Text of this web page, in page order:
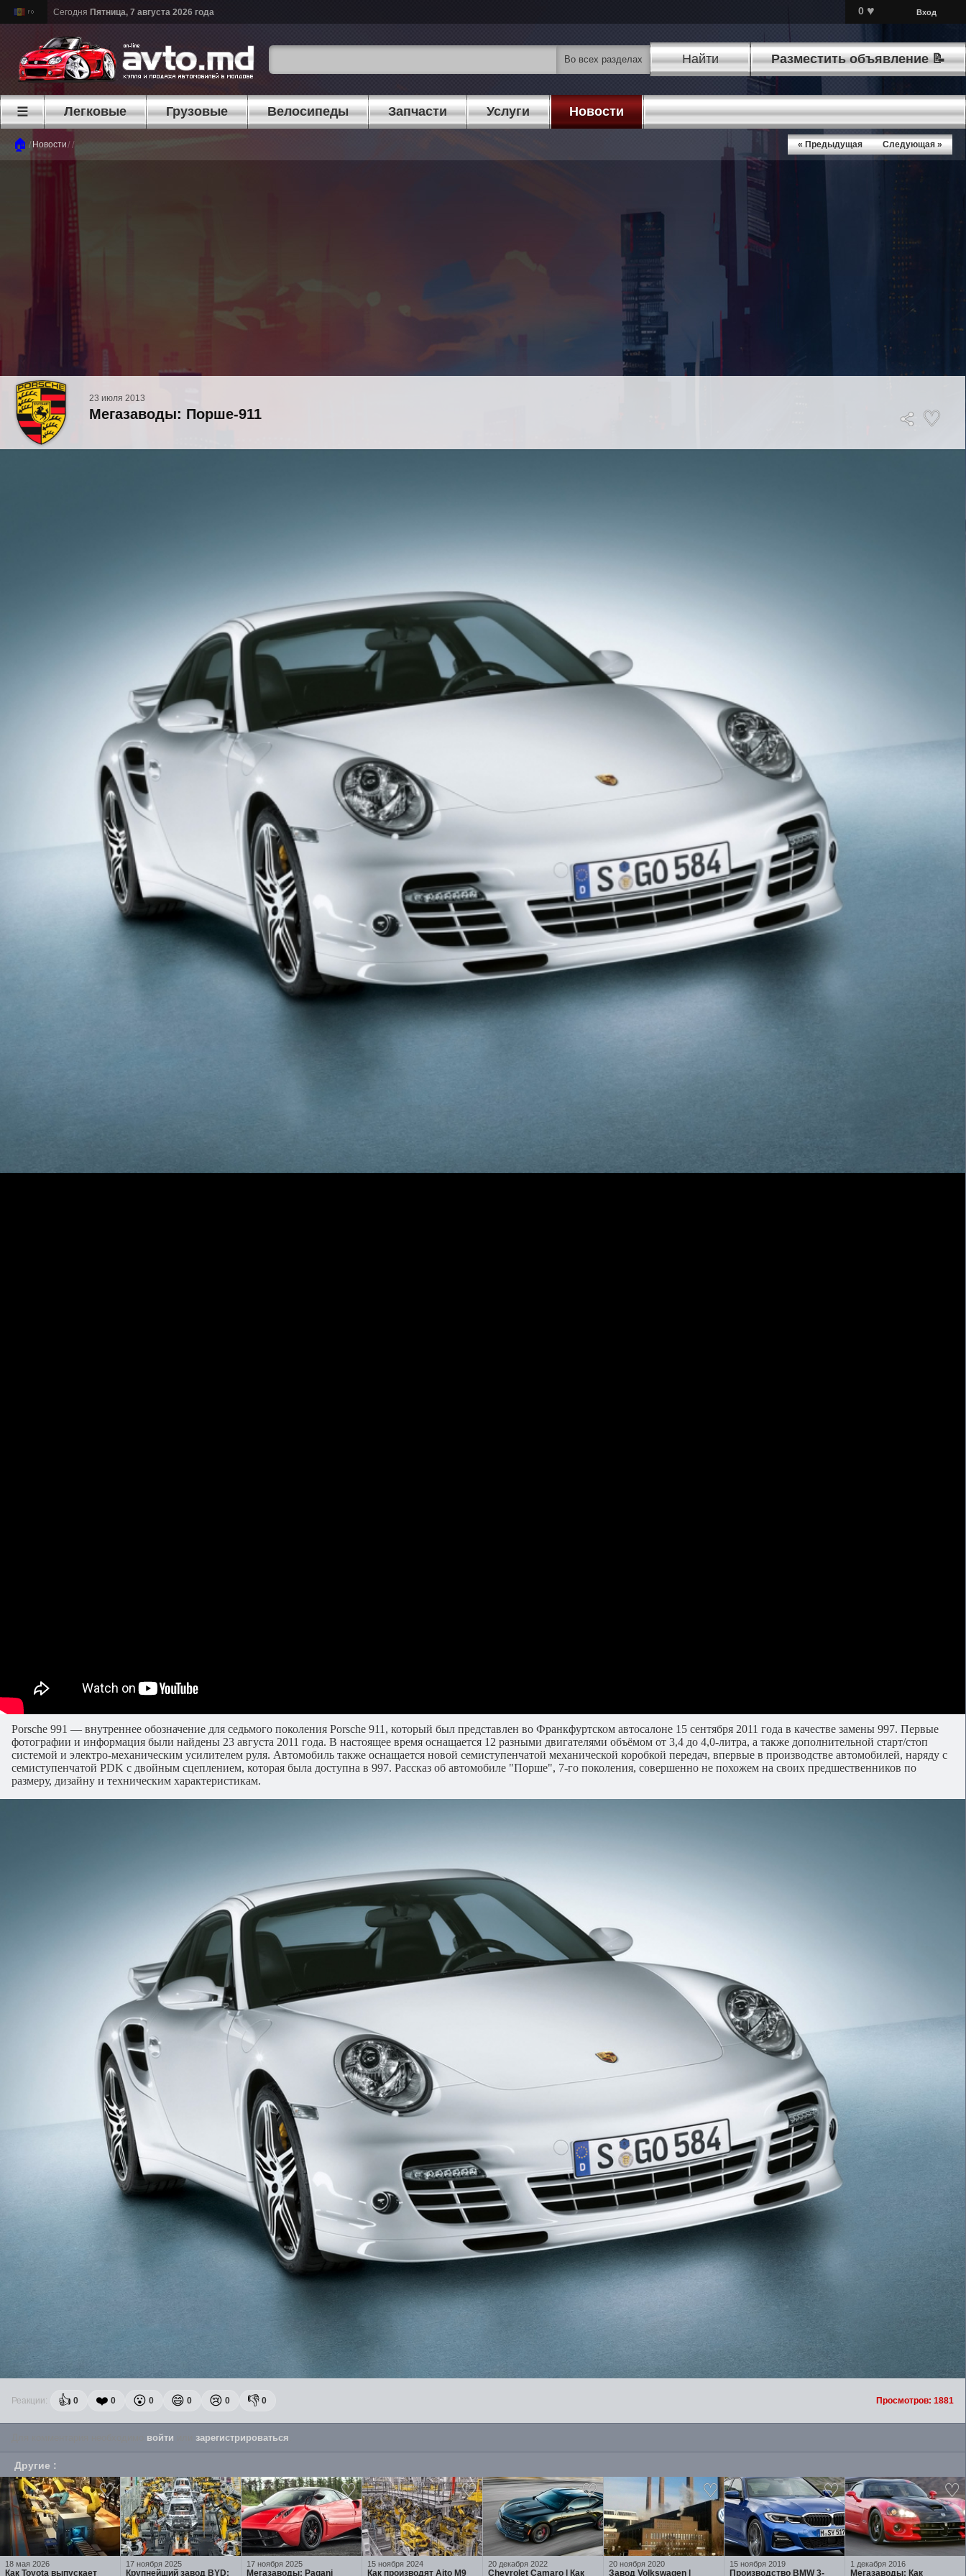
Сегодня Пятница, 7 августа 2026 года 0 ♥ Вход
Найти Разместить объявление 📝
☰ Легковые Грузовые Велосипеды Запчасти Услуги Новости
🏠 / Новости// « Предыдущая Следующая »
23 июля 2013
Мегазаводы: Порше-911
Porsche 991 — внутреннее обозначение для седьмого поколения Porsche 911, который был представлен во Франкфуртском автосалоне 15 сентября 2011 года в качестве замены 997. Первые
фотографии и информация были найдены 23 августа 2011 года. В настоящее время оснащается 12 разными двигателями объёмом от 3,4 до 4,0-литра, а также дополнительной старт/стоп
системой и электро-механическим усилителем руля. Автомобиль также оснащается новой семиступенчатой механической коробкой передач, впервые в производстве автомобилей, наряду с
семиступенчатой PDK с двойным сцеплением, которая была доступна в 997. Рассказ об автомобиле "Порше", 7-го поколения, совершенно не похожем на своих предшественников по
размеру, дизайну и техническим характеристикам.
Реакции: 👍 0 ❤️ 0 😮 0 😄 0 😢 0 👎 0 Просмотров: 1881
войти зарегистрироваться
Другие :
18 мая 2026
Как Toyota выпускает
17 ноября 2025
Крупнейший завод BYD:
17 ноября 2025
Мегазаводы: Pagani
15 ноября 2024
Как производят Aito M9
20 декабря 2022
Chevrolet Camaro | Как
20 ноября 2020
Завод Volkswagen |
15 ноября 2019
Производство BMW 3-
1 декабря 2016
Мегазаводы: Как